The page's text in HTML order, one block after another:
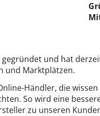
gegründet und hat
und Marktplätzen.
Händler, die
So wird eine
zu unseren